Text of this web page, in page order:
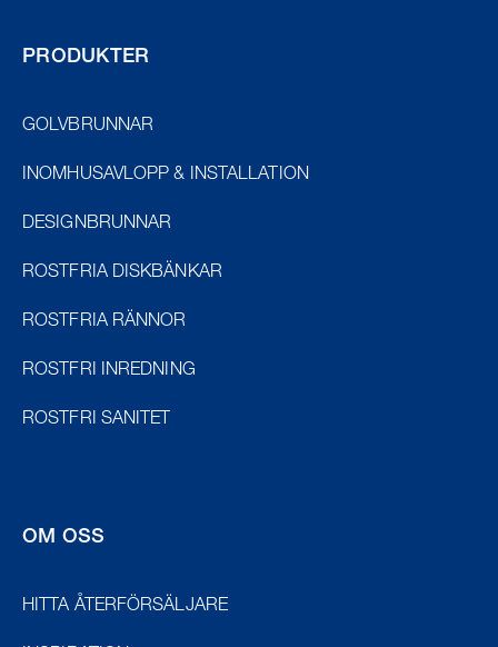
PRODUKTER
GOLVBRUNNAR
INOMHUSAVLOPP & INSTALLATION
DESIGNBRUNNAR
ROSTFRIA DISKBÄNKAR
ROSTFRIA RÄNNOR
ROSTFRI INREDNING
ROSTFRI SANITET
OM OSS
HITTA ÅTERFÖRSÄLJARE